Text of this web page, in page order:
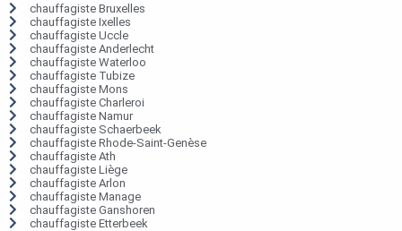
chauffagiste Bruxelles
chauffagiste Ixelles
chauffagiste Uccle
chauffagiste Anderlecht
chauffagiste Waterloo
chauffagiste Tubize
chauffagiste Mons
chauffagiste Charleroi
chauffagiste Namur
chauffagiste Schaerbeek
chauffagiste Rhode-Saint-Genèse
chauffagiste Ath
chauffagiste Liège
chauffagiste Arlon
chauffagiste Manage
chauffagiste Ganshoren
chauffagiste Etterbeek